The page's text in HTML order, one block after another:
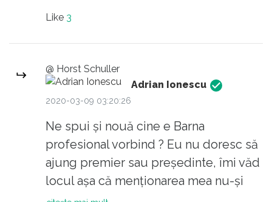
Like 3
@ Horst Schuller
Adrian Ionescu
2020-03-09 03:20:26
Ne spui și nouă cine e Barna
profesional vorbind ? Eu nu doresc să
ajung premier sau președinte, îmi văd
locul așa că menționarea mea nu-și
are locul. Parcă a făcut ceva